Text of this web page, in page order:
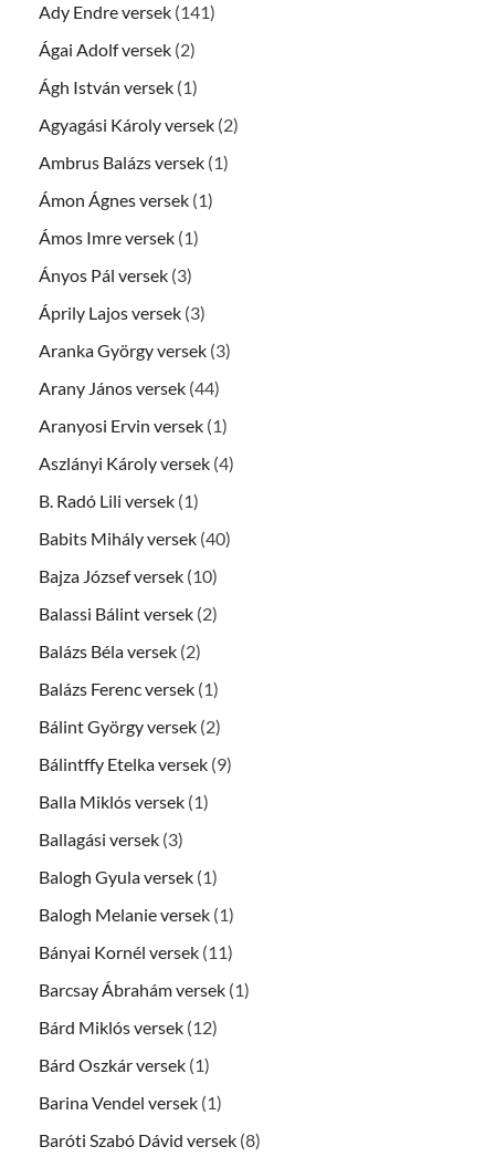
Ady Endre versek (141)
Ágai Adolf versek (2)
Ágh István versek (1)
Agyagási Károly versek (2)
Ambrus Balázs versek (1)
Ámon Ágnes versek (1)
Ámos Imre versek (1)
Ányos Pál versek (3)
Áprily Lajos versek (3)
Aranka György versek (3)
Arany János versek (44)
Aranyosi Ervin versek (1)
Aszlányi Károly versek (4)
B. Radó Lili versek (1)
Babits Mihály versek (40)
Bajza József versek (10)
Balassi Bálint versek (2)
Balázs Béla versek (2)
Balázs Ferenc versek (1)
Bálint György versek (2)
Bálintffy Etelka versek (9)
Balla Miklós versek (1)
Ballagási versek (3)
Balogh Gyula versek (1)
Balogh Melanie versek (1)
Bányai Kornél versek (11)
Barcsay Ábrahám versek (1)
Bárd Miklós versek (12)
Bárd Oszkár versek (1)
Barina Vendel versek (1)
Baróti Szabó Dávid versek (8)